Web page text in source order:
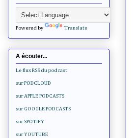
Powered by Translate
A écouter...
Le flux RSS du podcast
sur PODCLOUD
sur APPLE PODCASTS
sur GOOGLE PODCASTS
sur SPOTIFY
sur YOUTUBE